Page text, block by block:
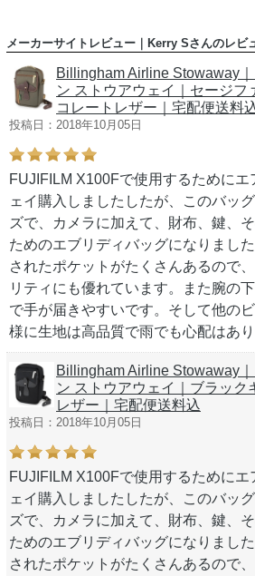
メーカーサイトレビュー｜Kerry Sさんのレビ
Billingham Airline Stowaway
ン ストウアウェイ｜セージフ
コレートレザー｜宅配便送料
投稿日：2018年10月05日
FUJIFILM X100Fで使用するためにエ
ェイ購入しましたしたが、このバッ
ズで、カメラに加えて、財布、鍵、
ためのエブリディバッグになりまし
されたポケットがたくさんあるので
リティにも優れています。また腕の
で手が届きやすいです。そして他の
様に生地は高品質で雨でも心配はあり
Billingham Airline Stowaway
ン ストウアウェイ｜ブラック
レザー｜宅配便送料込
投稿日：2018年10月05日
FUJIFILM X100Fで使用するためにエ
ェイ購入しましたしたが、このバッ
ズで、カメラに加えて、財布、鍵、
ためのエブリディバッグになりまし
されたポケットがたくさんあるので